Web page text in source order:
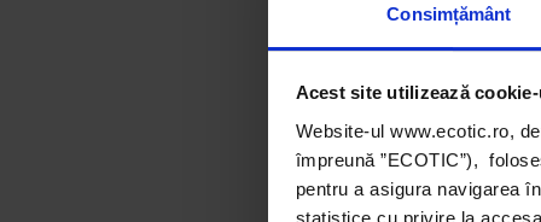
Consimțământ
Acest site utilizează
Website-ul www.ecotic.ro,
împreună ”ECOTIC”),
pentru a asigura navigarea
statistice cu privire la